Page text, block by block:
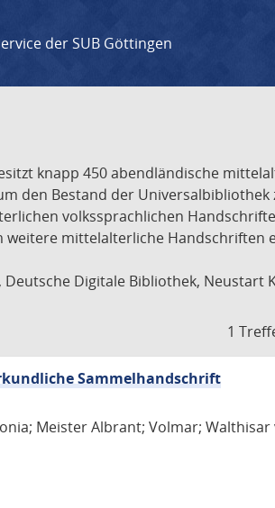
der SUB Göttingen
knapp 450 abendländische
den Bestand der
volkssprachlichen
mittelalterliche Handschriften
Digitale Bibliothek, Neustart
1
Sammelhandschrift
Meister Albrant; Volmar;